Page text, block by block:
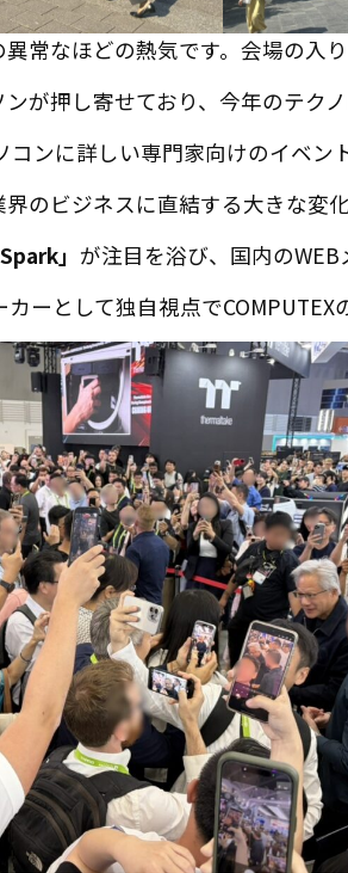
常なほどの熱気です。会場の入
が押し寄せており、今年のテク
コンに詳しい専門家向けのイベ
のビジネスに直結する大きな変
」 が注目を浴び、国内の
ーとして独自視点でCOMPUTEX